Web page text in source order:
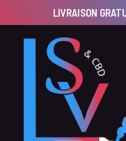
LIVRAISON